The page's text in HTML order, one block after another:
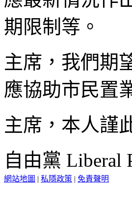
期限制等。
主席，我們期
應協助市民置
主席，本人謹
自由黨 Liberal
網站地圖 | 私隱政策 | 免責聲明